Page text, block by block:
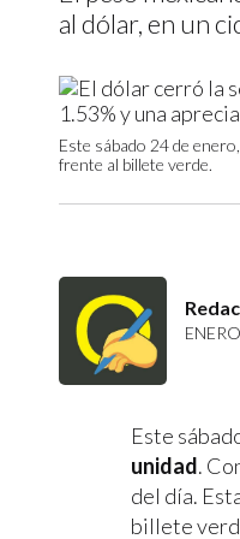
al dólar, en un
Este sábado 24 de
frente al billete verde.
Este
unidad.
del día.
billete